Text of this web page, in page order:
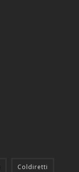
Coldiretti